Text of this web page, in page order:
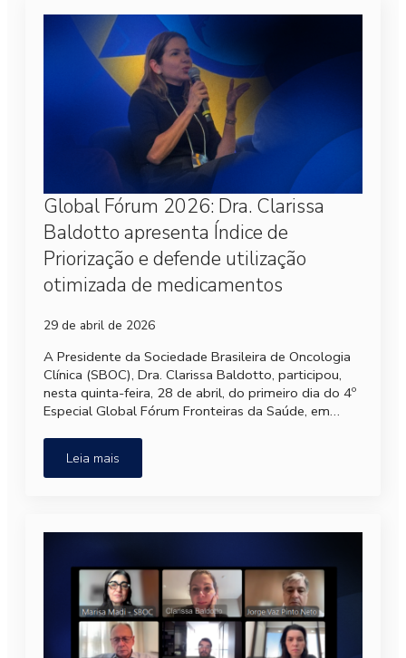
Global Fórum 2026: Dra. Clarissa
Baldotto apresenta Índice de
Priorização e defende utilização
otimizada de medicamentos
29 de abril de 2026
A Presidente da Sociedade Brasileira de Oncologia
Clínica (SBOC), Dra. Clarissa Baldotto, participou,
nesta quinta-feira, 28 de abril, do primeiro dia do 4º
Especial Global Fórum Fronteiras da Saúde, em…
Leia mais